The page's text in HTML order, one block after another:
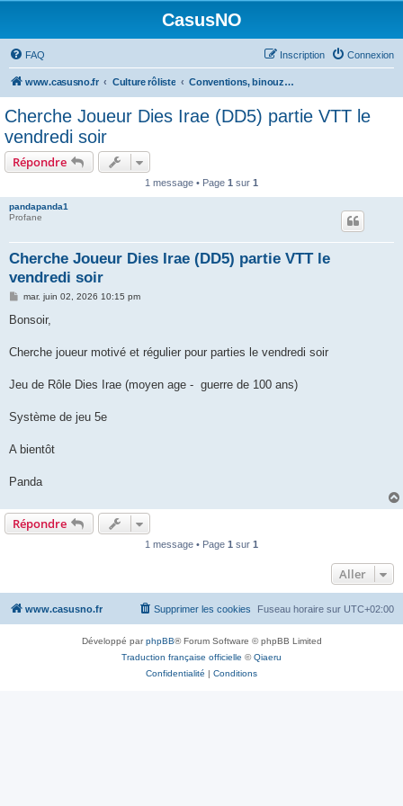
CasusNO
FAQ Connexion
Inscription
www.casusno.fr Culture rôliste Conventions, binouzes et recherche de joueurs
Cherche Joueur Dies Irae (DD5) partie VTT le
vendredi soir
Répondre
1 message • Page 1 sur 1
pandapanda1
Profane
Cherche Joueur Dies Irae (DD5) partie VTT le
vendredi soir
M
s
g
mar. juin 02, 2026 10:15 pm
Bonsoir,
Cherche joueur motivé et régulier pour parties le vendredi soir
Jeu de Rôle Dies Irae (moyen age - guerre de 100 ans)
Système de jeu 5e
A bientôt
Panda
Répondre
1 message • Page 1 sur 1
Aller
www.casusno.fr Fuseau horaire sur UTC+02:00
Supprimer les cookies
Développé parphpBB® Forum Software © phpBB Limited
Traduction française officielle ©Qiaeru
Confidentialité | Conditions